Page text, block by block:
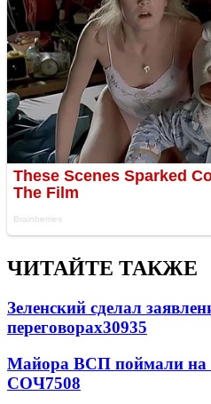
ЧИТАЙТЕ ТАКЖЕ
Зеленский сделал
переговорах30935
Майора ВСП поймали
СОЧ7508